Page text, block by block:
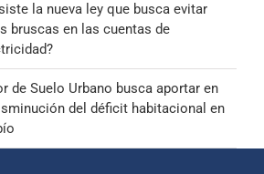
la nueva ley que busca evitar
bruscas en las cuentas de
de Suelo Urbano busca aportar en
del déficit habitacional en